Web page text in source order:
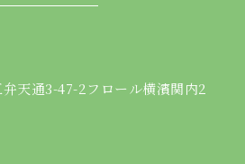
天通3-47-2フロール横濱関内2